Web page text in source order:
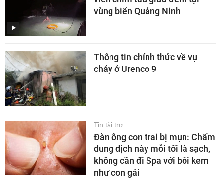
vùng biển Quảng Ninh
Thông tin chính thức về vụ
cháy ở Urenco 9
Tin tài trợ
Đàn ông con trai bị mụn: Chấm
dung dịch này mỗi tối là sạch,
không cần đi Spa với bôi kem
như con gái